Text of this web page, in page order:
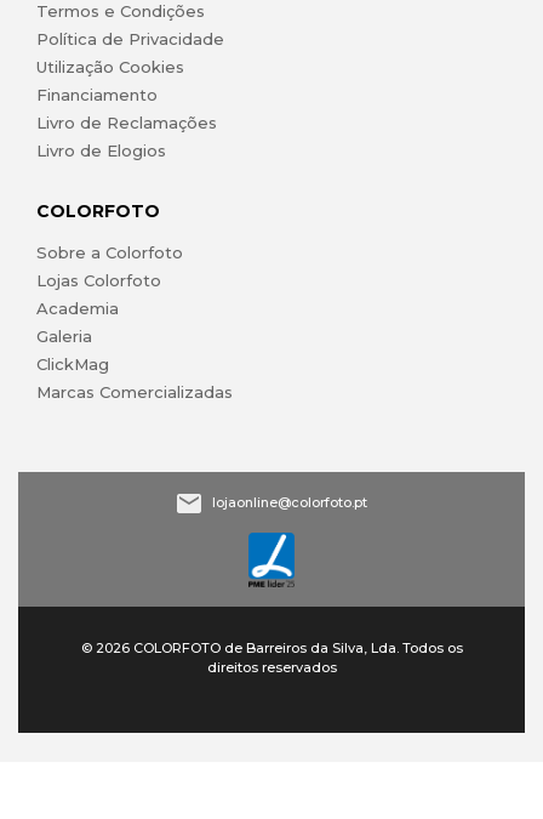
Termos e Condições
Política de Privacidade
Utilização Cookies
Financiamento
Livro de Reclamações
Livro de Elogios
COLORFOTO
Sobre a Colorfoto
Lojas Colorfoto
Academia
Galeria
ClickMag
Marcas Comercializadas
lojaonline@colorfoto.pt
© 2026 COLORFOTO de Barreiros da Silva, Lda. Todos os
direitos reservados